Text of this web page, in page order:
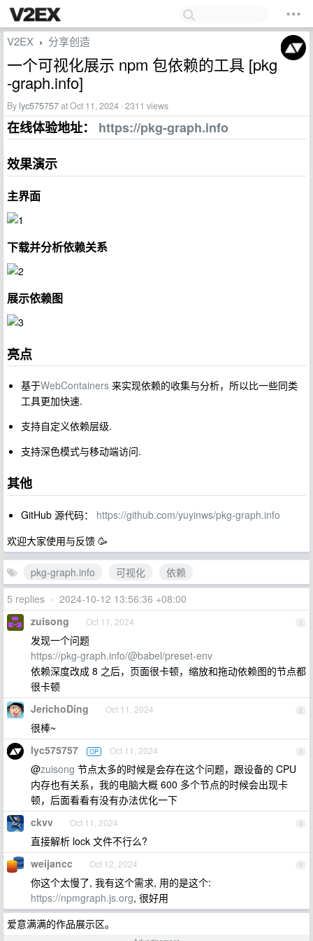
V2EX › 分享创造
一个可视化展示 npm 包依赖的工具 [pkg
-graph.info]
By lyc575757at Oct 11, 2024 · 2311 views
在线体验地址： https://pkg-graph.info
效果演示
主界面
下载并分析依赖关系
展示依赖图
亮点
基于WebContainers 来实现依赖的收集与分析，所以比一些同类
工具更加快速.
支持自定义依赖层级.
支持深色模式与移动端访问.
其他
GitHub 源代码： https://github.com/yuyinws/pkg-graph.info
欢迎大家使用与反馈 🥳
pkg-graph.info 可视化
依赖
5 replies • 2024-10-12 13:56:36 +08:00
1
zuisong Oct 11, 2024
发现一个问题
https://pkg-graph.info/@babel/preset-env
依赖深度改成 8 之后，页面很卡顿，缩放和拖动依赖图的节点都
很卡顿
2
JerichoDing Oct 11, 2024
很棒~
3
lyc575757 OP Oct 11, 2024
@zuisong 节点太多的时候是会存在这个问题，跟设备的 CPU
内存也有关系，我的电脑大概 600 多个节点的时候会出现卡
顿，后面看看有没有办法优化一下
4
ckvv Oct 11, 2024
直接解析 lock 文件不行么?
5
weijancc Oct 12, 2024
你这个太慢了, 我有这个需求, 用的是这个:
https://npmgraph.js.org, 很好用
爱意满满的作品展示区。